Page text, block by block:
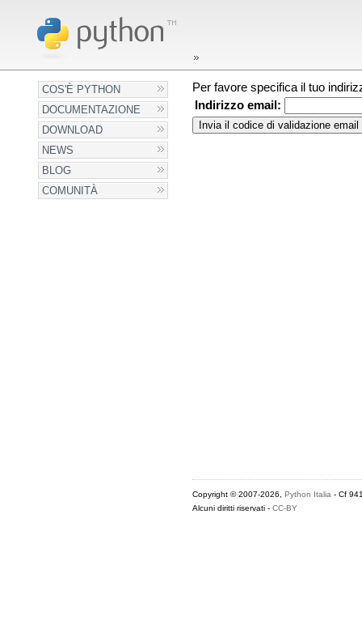
COS'È PYTHON
DOCUMENTAZIONE
DOWNLOAD
NEWS
BLOG
COMUNITÀ
Per favore specifica il tuo
Indirizzo email:
Copyright © 2007-2026, Python Italia - Cf
Alcuni diritti riservati - CC-BY